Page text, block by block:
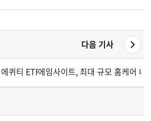
다음 기사
퀴티 ETF 일일 업데이트, 5/19/2026
에임사이트, 최대 규모 홈케어 너